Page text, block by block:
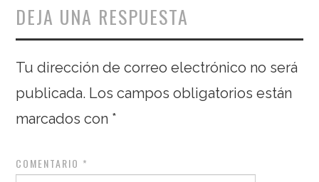
DEJA UNA RESPUESTA
Tu dirección de correo electrónico no será
publicada. Los campos obligatorios están
marcados con *
COMENTARIO *